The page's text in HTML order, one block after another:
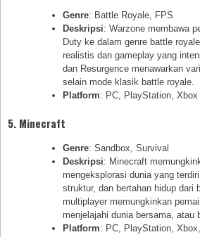
Genre: Battle Royale, FPS
Deskripsi: Warzone membawa
Duty ke dalam genre battle
realistis dan gameplay yang
dan Resurgence menawarkan
selain mode klasik battle royale.
Platform: PC, PlayStation, Xbox
5. Minecraft
Genre: Sandbox, Survival
Deskripsi: Minecraft
mengeksplorasi dunia yang
struktur, dan bertahan hidup dari
multiplayer memungkinkan
menjelajahi dunia bersama, atau
Platform: PC, PlayStation,